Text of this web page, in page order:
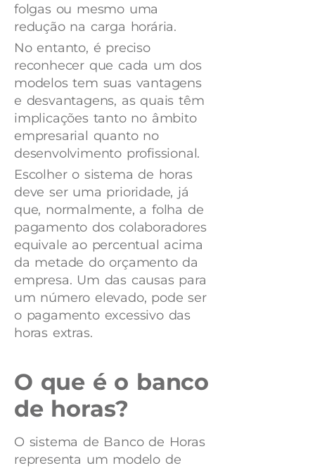
folgas ou mesmo uma
redução na carga horária.
No entanto, é preciso
reconhecer que cada um dos
modelos tem suas vantagens
e desvantagens, as quais têm
implicações tanto no âmbito
empresarial quanto no
desenvolvimento profissional.
Escolher o sistema de horas
deve ser uma prioridade, já
que, normalmente, a folha de
pagamento dos colaboradores
equivale ao percentual acima
da metade do orçamento da
empresa. Um das causas para
um número elevado, pode ser
o pagamento excessivo das
horas extras.
O que é o banco
de horas?
O sistema de Banco de Horas
representa um modelo de